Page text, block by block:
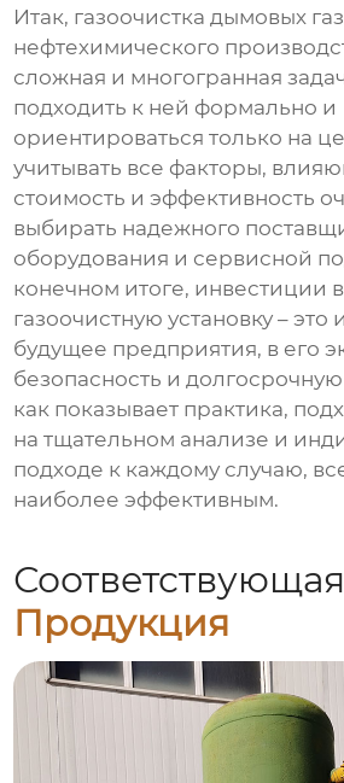
Итак, газоочистка дымовых
нефтехимического
сложная и многогранная
подходить к ней формально и
ориентироваться только на
учитывать все факторы,
стоимость и эффективность
выбирать надежного
оборудования и сервисной
конечном итоге, инвестиции
газоочистную установку – это
будущее предприятия, в его
безопасность и
как показывает практика,
на тщательном анализе и
подходе к каждому случаю,
наиболее эффективным.
Соответствующая
Продукция